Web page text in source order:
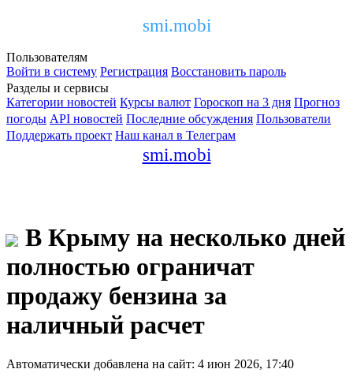
smi.mobi
Пользователям
Войти в систему Регистрация Восстановить пароль
Разделы и сервисы
Категории новостей Курсы валют Гороскоп на 3 дня Прогноз
погоды API новостей Последние обсуждения Пользователи
Поддержать проект Наш канал в Телеграм
smi.mobi
В Крыму на несколько дней
полностью ограничат
продажу бензина за
наличный расчет
Автоматически добавлена на сайт: 4 июн 2026, 17:40